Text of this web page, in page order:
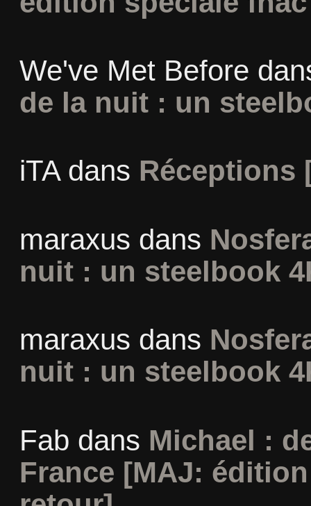
We've Met Before
de la nuit : un
iTAdans Réceptions
maraxus dans
nuit : un steelbook
maraxus dans
nuit : un steelbook
Fab dans Michael :
France [MAJ: